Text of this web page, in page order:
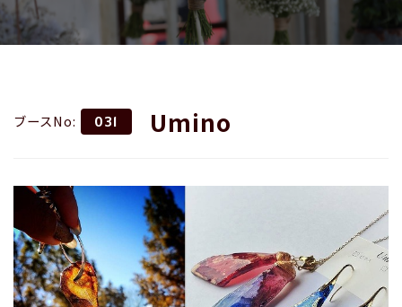
ブースNo: 031 Umino